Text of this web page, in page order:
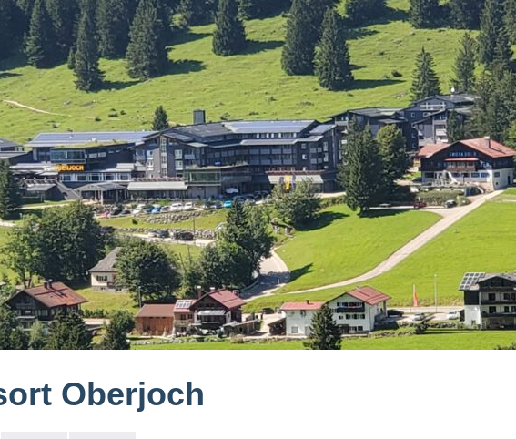
Oberjoch